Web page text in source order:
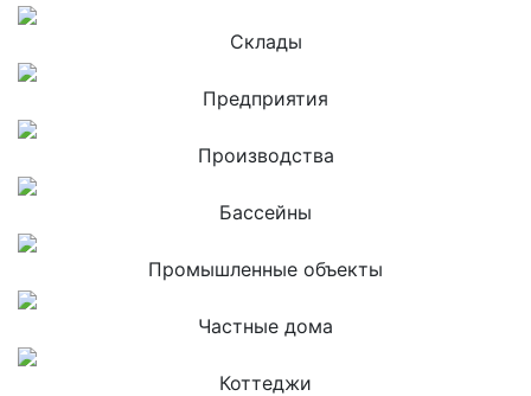
Склады
Предприятия
Производства
Бассейны
Промышленные объекты
Частные дома
Коттеджи